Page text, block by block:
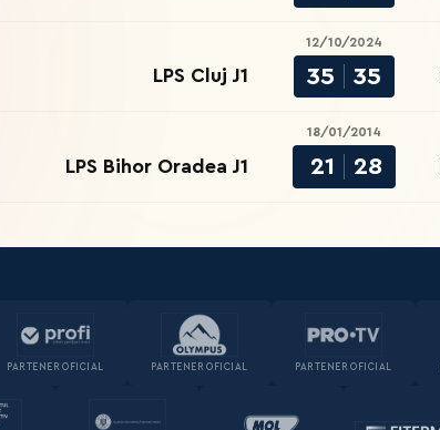
LPS Cluj J1
12/10/2024
35 35
LPS Bihor Oradea J1
18/01/2014
21 28
PARTENER OFICIAL PARTENER OFICIAL PARTENER OFICIAL